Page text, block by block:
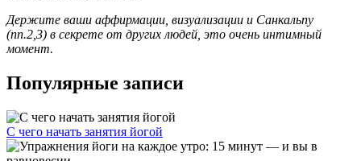
Держите ваши аффирмации, визуализации и Санкальпу
(пп.2,3) в секрете от других людей, это очень интимный
момент.
Популярные записи
С чего начать занятия йогой